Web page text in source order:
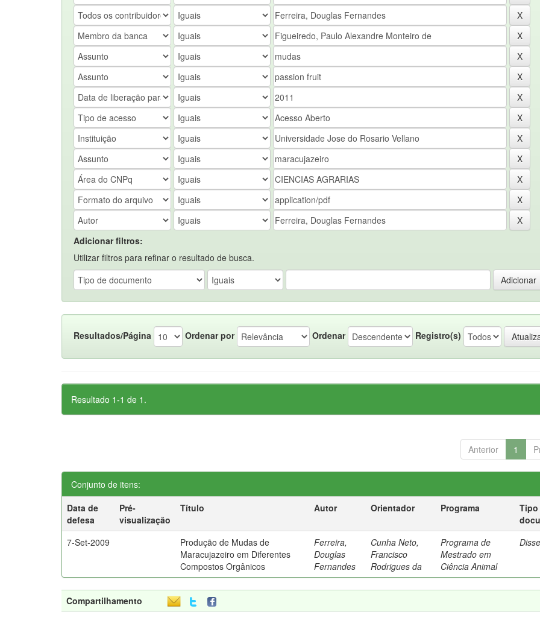
Adicionar filtros:
Utilizar filtros para refinar o resultado de busca.
Resultados/Página Ordenar por Ordenar Registro(s)
Resultado 1-1 de 1.
Anterior 1
Conjunto de itens:
Data de
defesa
Pré-
visualização
Título Autor Orientador Programa
Tipo
7-Set-2009
Produção de Mudas de
Maracujazeiro em Diferentes
Compostos Orgânicos
Ferreira,
Douglas
Fernandes
Cunha Neto,
Francisco
Rodrigues da
Programa de
Mestrado em
Ciência Animal
Compartilhamento